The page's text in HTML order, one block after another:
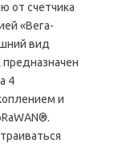
от счетчика
«Вега-
вид
предназначен
4
и